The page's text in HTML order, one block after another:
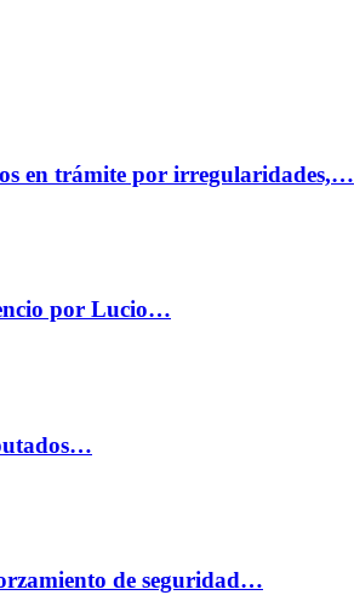
en trámite por irregularidades,…
por Lucio…
de seguridad…